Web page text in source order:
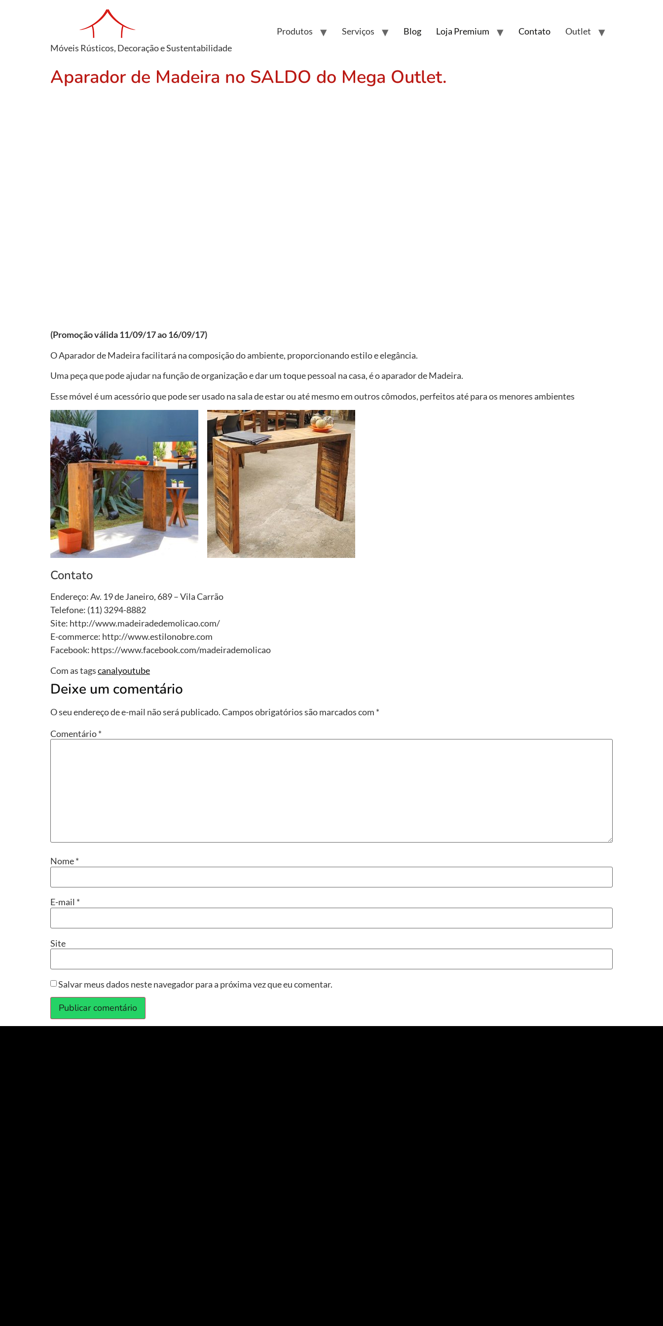
Móveis Rústicos, Decoração e Sustentabilidade
Produtos Serviços Blog Loja Premium Contato Outlet
Aparador de Madeira no SALDO do Mega Outlet.
(Promoção válida 11/09/17 ao 16/09/17)
O Aparador de Madeira facilitará na composição do ambiente, proporcionando estilo e elegância.
Uma peça que pode ajudar na função de organização e dar um toque pessoal na casa, é o aparador de Madeira.
Esse móvel é um acessório que pode ser usado na sala de estar ou até mesmo em outros cômodos, perfeitos até para os menores ambientes
Contato
Endereço: Av. 19 de Janeiro, 689 – Vila Carrão
Telefone: (11) 3294-8882
Site: http://www.madeiradedemolicao.com/
E-commerce: http://www.estilonobre.com
Facebook: https://www.facebook.com/madeirademolicao
Com as tagscanalyoutube
Deixe um comentário
O seu endereço de e-mail não será publicado.Campos obrigatórios são marcados com *
Comentário*
Nome*
E-mail *
Site
Salvar meus dados neste navegador para a próxima vez que eu comentar.